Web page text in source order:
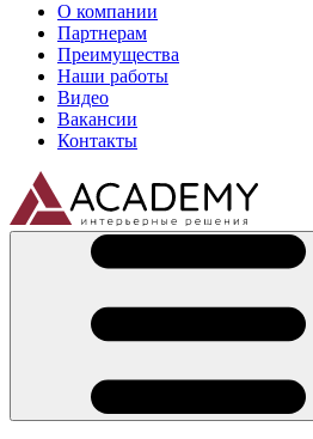
О компании
Партнерам
Преимущества
Наши работы
Видео
Вакансии
Контакты